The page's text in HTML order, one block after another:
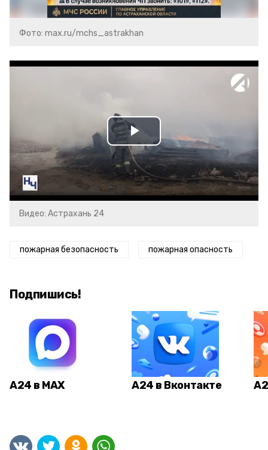
Фото: max.ru/mchs_astrakhan
Play
Video
Видео: Астрахань 24
пожарная безопасность пожарная опасность
Подпишись!
А24 в MAX А24 в Вконтакте